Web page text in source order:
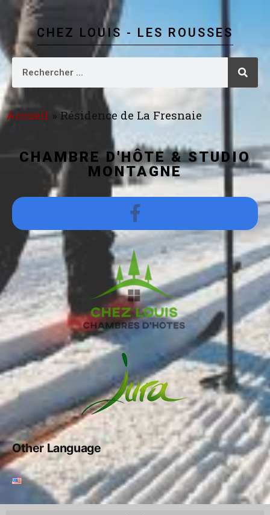
CHEZ LOUIS - LES ROUSSES
Accueil » Résidence de La Fresnaie
CHAMBRE D'HÔTE & STUDIO
MONTAGNE
Other Language